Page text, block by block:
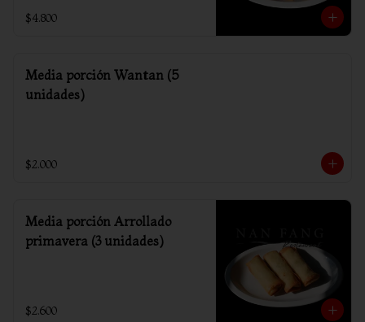
$4.800
Media porción Wantan (5
unidades)
$2.000
Media porción Arrollado
primavera (3 unidades)
$2.600